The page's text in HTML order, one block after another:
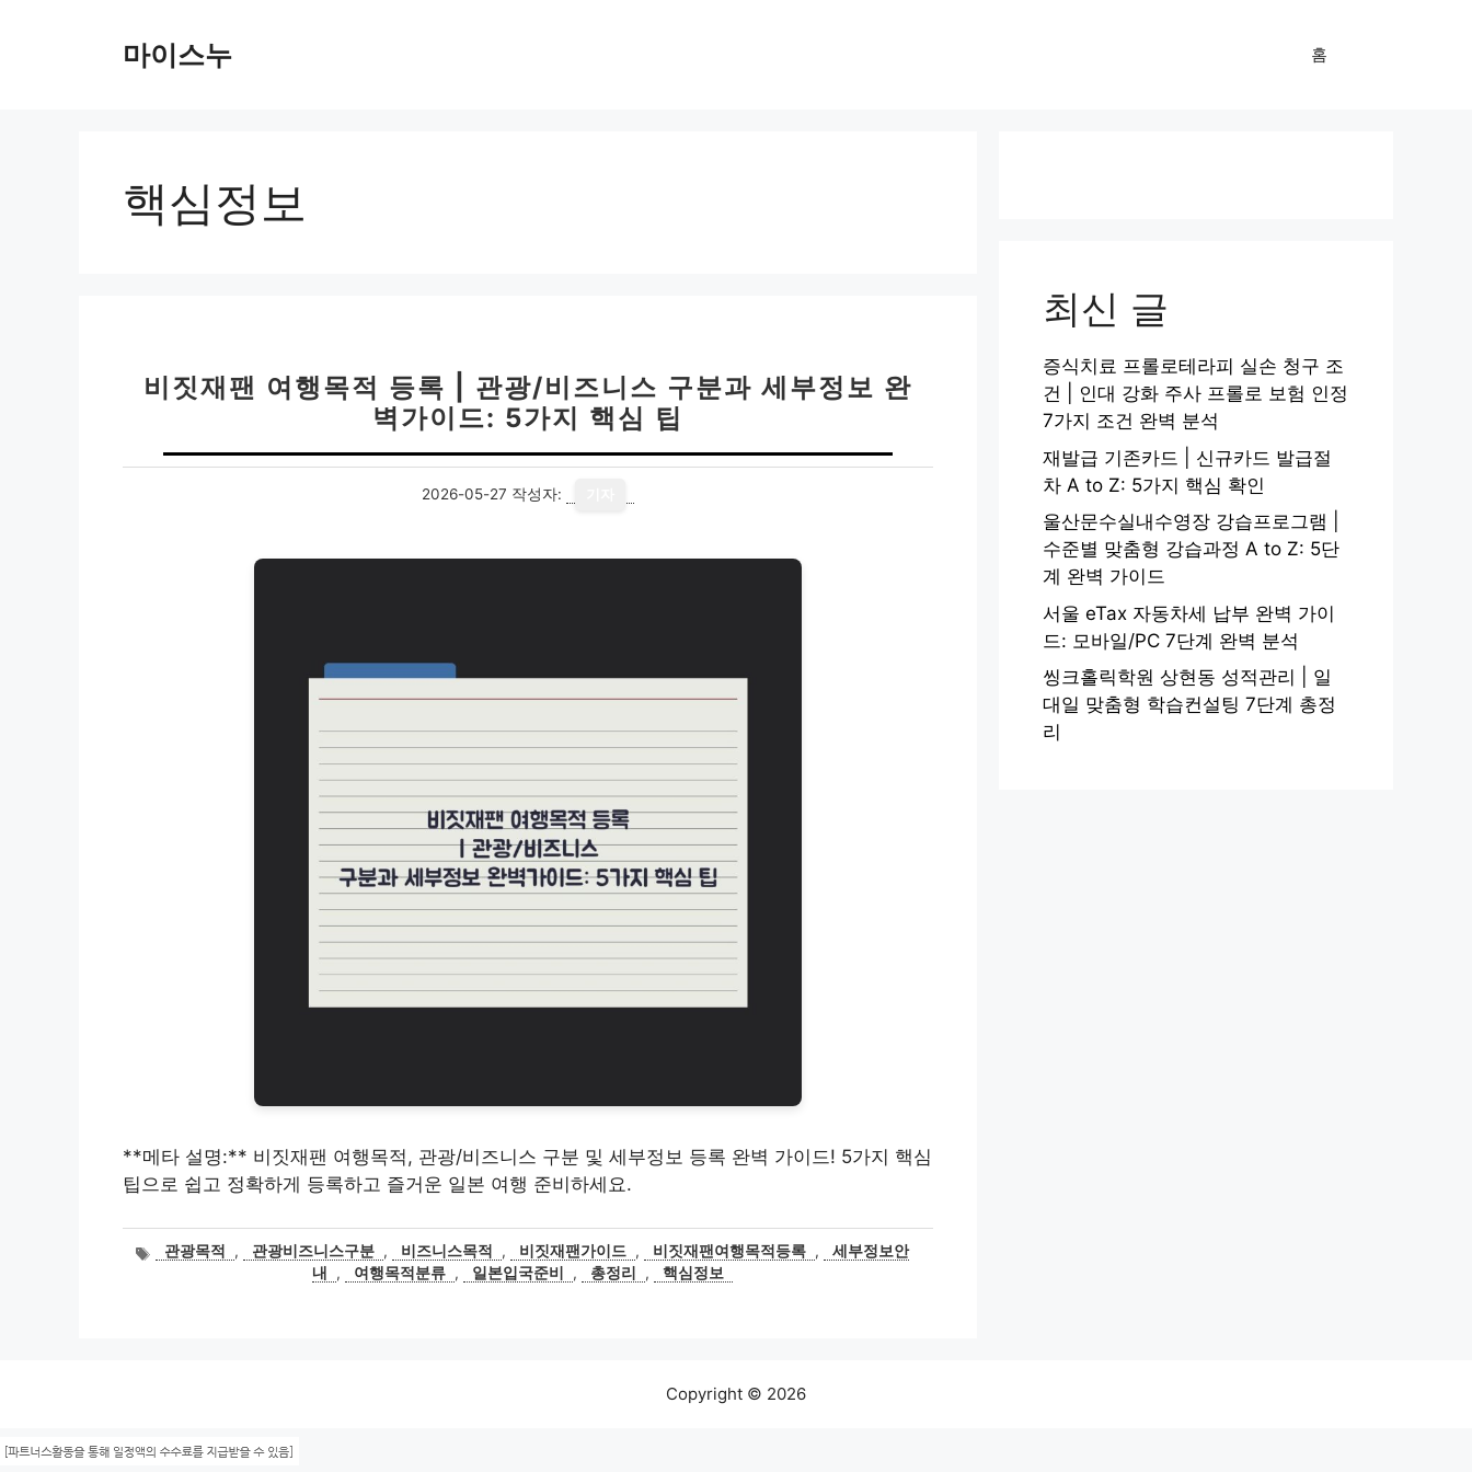
마이스누 홈
핵심정보
비짓재팬 여행목적 등록 | 관광/비즈니스 구분과 세부정보 완
벽가이드: 5가지 핵심 팁
2026-05-27 작성자:
**메타 설명:** 비짓재팬 여행목적, 관광/비즈니스 구분 및 세부정보 등록 완벽 가이드! 5가지 핵심
팁으로 쉽고 정확하게 등록하고 즐거운 일본 여행 준비하세요.
태관광목적 , 관광비즈니스구분 , 비즈니스목적 , 비짓재팬가이드 , 비짓재팬여행목적등록 ,
세부정보안
내
, 여행목적분류 , 일본입국준비 , 총정리 , 핵심정보
최신 글
증식치료 프롤로테라피 실손 청구 조
건 | 인대 강화 주사 프롤로 보험 인정
7가지 조건 완벽 분석
재발급 기존카드 | 신규카드 발급절
차 A to Z: 5가지 핵심 확인
울산문수실내수영장 강습프로그램 |
수준별 맞춤형 강습과정 A to Z: 5단
계 완벽 가이드
서울 eTax 자동차세 납부 완벽 가이
드: 모바일/PC 7단계 완벽 분석
씽크홀릭학원 상현동 성적관리 | 일
대일 맞춤형 학습컨설팅 7단계 총정
리
Copyright © 2026